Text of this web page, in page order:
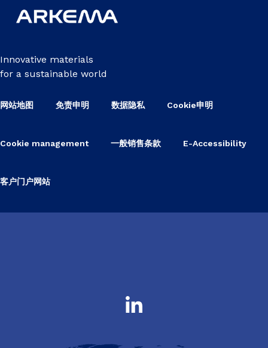
Innovative materials
for a sustainable world
网站地图 免责申明 数据隐私 Cookie申明
Cookie management 一般销售条款 E-Accessibility
客户门户网站